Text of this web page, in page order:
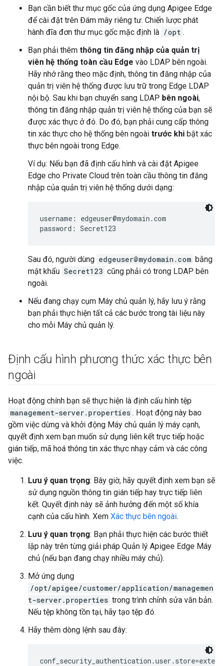
Bạn cần biết thư mục gốc của ứng dụng Apigee Edge
để cài đặt trên Đám mây riêng tư. Chiến lược phát
hành đĩa đơn thư mục gốc mặc định là /opt .
Bạn phải thêm thông tin đăng nhập của quản trị
viên hệ thống toàn cầu Edge vào LDAP bên ngoài.
Hãy nhớ rằng theo mặc định, thông tin đăng nhập của
quản trị viên hệ thống được lưu trữ trong Edge LDAP
nội bộ. Sau khi bạn chuyển sang LDAP bên ngoài,
thông tin đăng nhập quản trị viên hệ thống của bạn sẽ
được xác thực ở đó. Do đó, bạn phải cung cấp thông
tin xác thực cho hệ thống bên ngoài trước khi bật xác
thực bên ngoài trong Edge.
Ví dụ: Nếu bạn đã định cấu hình và cài đặt Apigee
Edge cho Private Cloud trên toàn cầu thông tin đăng
nhập của quản trị viên hệ thống dưới dạng:
username: edgeuser@mydomain.com
password: Secret123
Sau đó, người dùng edgeuser@mydomain.com bằng
mật khẩu Secret123 cũng phải có trong LDAP bên
ngoài.
Nếu đang chạy cụm Máy chủ quản lý, hãy lưu ý rằng
bạn phải thực hiện tất cả các bước trong tài liệu này
cho mỗi Máy chủ quản lý.
Định cấu hình phương thức xác thực bên
ngoài
Hoạt động chính bạn sẽ thực hiện là định cấu hình tệp
management-server.properties . Hoạt động này bao
gồm việc dừng và khởi động Máy chủ quản lý máy cạnh,
quyết định xem bạn muốn sử dụng liên kết trực tiếp hoặc
gián tiếp, mã hoá thông tin xác thực nhạy cảm và các công
việc.
Lưu ý quan trọng: Bây giờ, hãy quyết định xem bạn sẽ
sử dụng nguồn thông tin gián tiếp hay trực tiếp liên
kết. Quyết định này sẽ ảnh hưởng đến một số khía
cạnh của cấu hình. Xem Xác thực bên ngoài.
Lưu ý quan trọng: Bạn phải thực hiện các bước thiết
lập này trên từng giải pháp Quản lý Apigee Edge Máy
chủ (nếu bạn đang chạy nhiều máy chủ).
Mở ứng dụng
/opt/apigee/customer/application/managemen
t-server.properties trong trình chỉnh sửa văn bản.
Nếu tệp không tồn tại, hãy tạo tệp đó.
Hãy thêm dòng lệnh sau đây: